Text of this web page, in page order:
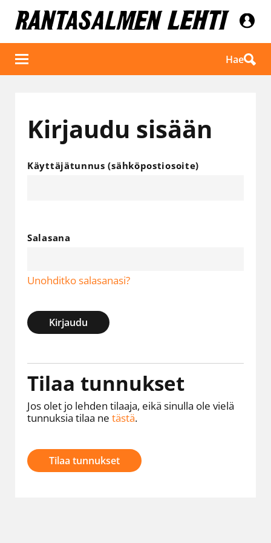
Hae
Kirjaudu sisään
Käyttäjätunnus (sähköpostiosoite)
Salasana
Unohditko salasanasi?
Kirjaudu
Tilaa tunnukset
Jos olet jo lehden tilaaja, eikä sinulla ole vielä
tunnuksia tilaa ne tästä.
Tilaa tunnukset